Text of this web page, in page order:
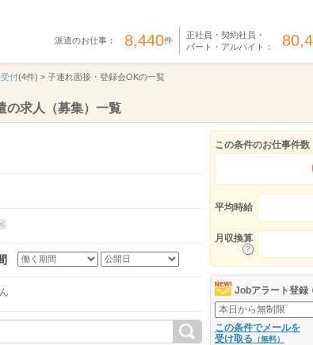
派遣のお仕事： 8,440件
正社員・契約社員・
パート・アルバイト：
受付(4件) > 子連れ面接・登録会OKの一覧
の求人（募集）一覧
この条件のお仕事件数
平均時給
月収換算
Jobアラート登録
この条件でメールを
受け取る （無料）